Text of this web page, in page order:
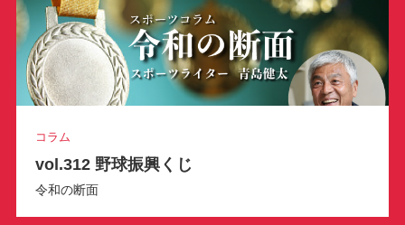
コラム
vol.312 野球振興くじ
令和の断面